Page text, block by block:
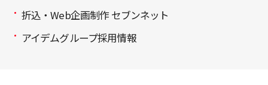
折込・Web企画制作 セブンネット
アイデムグループ採用情報